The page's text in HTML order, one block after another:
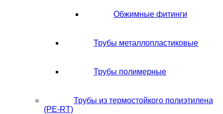
Обжимные фитинги
Трубы металлопластиковые
Трубы полимерные
Трубы из термостойкого полиэтилена
(PE-RT)